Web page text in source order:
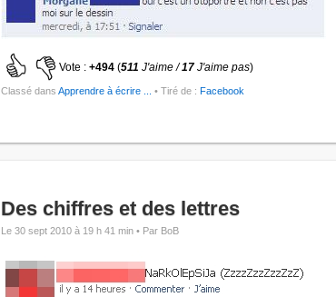
Vote : +494 (511 J'aime /17 J'aime pas)
Classé dans Apprendre à écrire ... • Tiré de : Facebook
Des chiffres et des lettres
Le 30 sept 2010 à 19 h 41 min • Par BoB